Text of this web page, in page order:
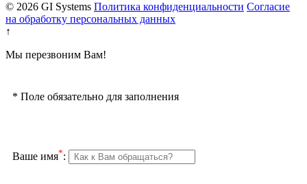
© 2026 GI Systems Политика конфиденциальности Согласие
на обработку персональных данных
↑
Мы перезвоним Вам!
* Поле обязательно для заполнения
Ваше имя*: